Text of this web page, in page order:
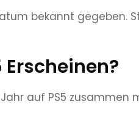
bekannt gegeben.
auf PS5 zusammen